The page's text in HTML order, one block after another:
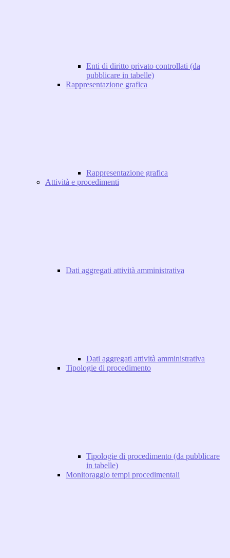
Enti di diritto privato controllati (da
pubblicare in tabelle)
Rappresentazione grafica
Rappresentazione grafica
Attività e procedimenti
Dati aggregati attività amministrativa
Dati aggregati attività amministrativa
Tipologie di procedimento
Tipologie di procedimento (da pubblicare
in tabelle)
Monitoraggio tempi procedimentali